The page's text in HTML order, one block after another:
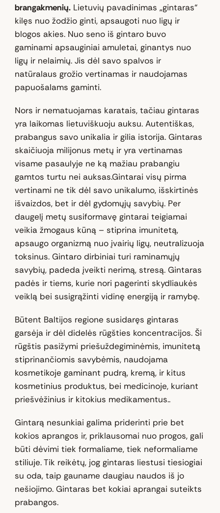
brangakmenių.Lietuvių pavadinimas „gintaras“
kilęs nuo žodžio ginti, apsaugoti nuo ligų ir
blogos akies. Nuo seno iš gintaro buvo
gaminami apsauginiai amuletai, ginantys nuo
ligų ir nelaimių. Jis dėl savo spalvos ir
natūralaus grožio vertinamas ir naudojamas
papuošalams gaminti.
Nors ir nematuojamas karatais, tačiau gintaras
yra laikomas lietuviškuoju auksu. Autentiškas,
prabangus savo unikalia ir gilia istorija. Gintaras
skaičiuoja milijonus metų ir yra vertinamas
visame pasaulyje ne ką mažiau prabangiu
gamtos turtu nei auksas.Gintarai visų pirma
vertinami ne tik dėl savo unikalumo, išskirtinės
išvaizdos, bet ir dėl gydomųjų savybių. Per
daugelį metų susiformavę gintarai teigiamai
veikia žmogaus kūną – stiprina imunitetą,
apsaugo organizmą nuo įvairių ligų, neutralizuoja
toksinus. Gintaro dirbiniai turi raminamųjų
savybių, padeda įveikti nerimą, stresą. Gintaras
padės ir tiems, kurie nori pagerinti skydliaukės
veiklą bei susigrąžinti vidinę energiją ir ramybę.
Būtent Baltijos regione susidaręs gintaras
garsėja ir dėl didelės rūgšties koncentracijos. Ši
rūgštis pasižymi priešuždegiminėmis, imunitetą
stiprinančiomis savybėmis, naudojama
kosmetikoje gaminant pudrą, kremą, ir kitus
kosmetinius produktus, bei medicinoje, kuriant
priešvėžinius ir kitokius medikamentus..
Gintarą nesunkiai galima priderinti prie bet
kokios aprangos ir, priklausomai nuo progos, gali
būti dėvimi tiek formaliame, tiek neformaliame
stiliuje. Tik reikėtų, jog gintaras liestusi tiesiogiai
su oda, taip gauname daugiau naudos iš jo
nešiojimo. Gintaras bet kokiai aprangai suteikts
prabangos.